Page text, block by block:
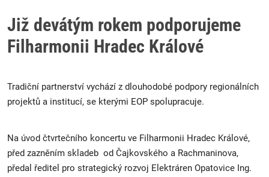
Již devátým rokem podporujeme
Filharmonii Hradec Králové
Tradiční partnerství vychází z dlouhodobé podpory regionálních
projektů a institucí, se kterými EOP spolupracuje.
Na úvod čtvrtečního koncertu ve Filharmonii Hradec Králové,
před zazněním skladeb od Čajkovského a Rachmaninova,
předal ředitel pro strategický rozvoj Elektráren Opatovice Ing.